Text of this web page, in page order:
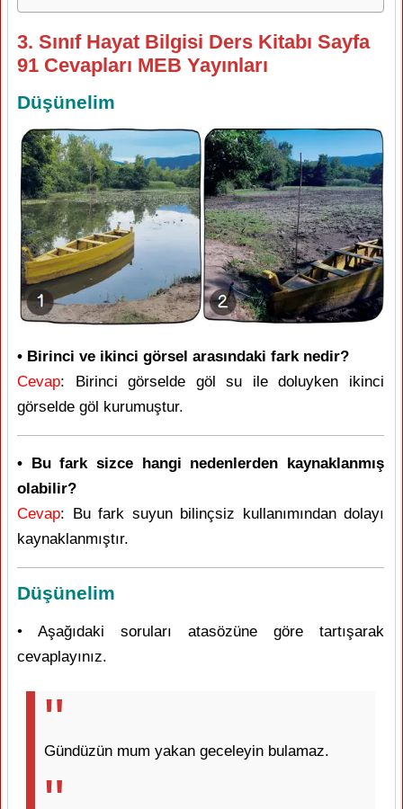
3. Sınıf Hayat Bilgisi Ders Kitabı Sayfa
91 Cevapları MEB Yayınları
Düşünelim
• Birinci ve ikinci görsel arasındaki fark nedir?
Cevap: Birinci görselde göl su ile doluyken ikinci
görselde göl kurumuştur.
• Bu fark sizce hangi nedenlerden kaynaklanmış
olabilir?
Cevap: Bu fark suyun bilinçsiz kullanımından dolayı
kaynaklanmıştır.
Düşünelim
• Aşağıdaki soruları atasözüne göre tartışarak
cevaplayınız.
Gündüzün mum yakan geceleyin bulamaz.